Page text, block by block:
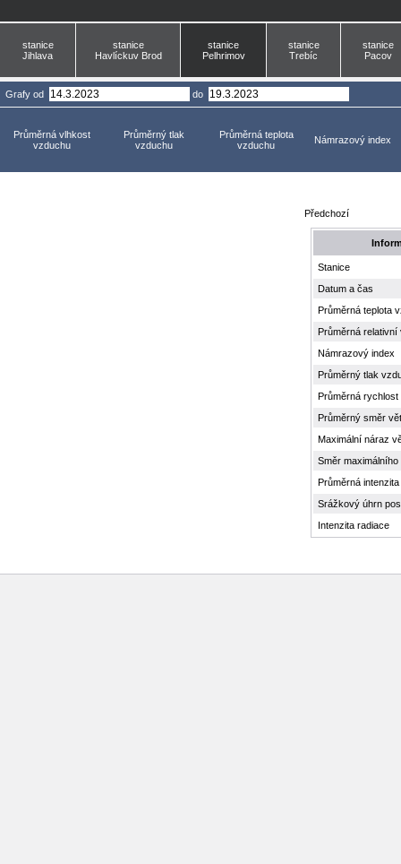
stanice
Jihlava
stanice
Havlíckuv Brod
stanice
Pelhrimov
stanice
Trebíc
stanice
Pacov
Grafy od do
Průměrná vlhkost
vzduchu
Průměrný tlak
vzduchu
Průměrná teplota
vzduchu
Námrazový index
Předchozí
Stanice
Datum a čas
Průměrná teplota
Průměrná
Námrazový index
Průměrný tlak
Průměrná rychlost
Průměrný směr
Maximální náraz
Směr
Průměrná
Srážkový úhrn
Intenzita radiace